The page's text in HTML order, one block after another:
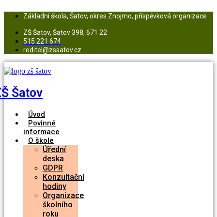
Základní škola, Šatov, okres Znojmo, příspěvková organizace
ZŠ Šatov, Šatov 398, 671 22
515 221 674
reditel@zssatov.cz
Šatov
Úvod
Povinné
informace
O škole
Úřední
deska
GDPR
Konzultační
hodiny
Organizace
školního
roku